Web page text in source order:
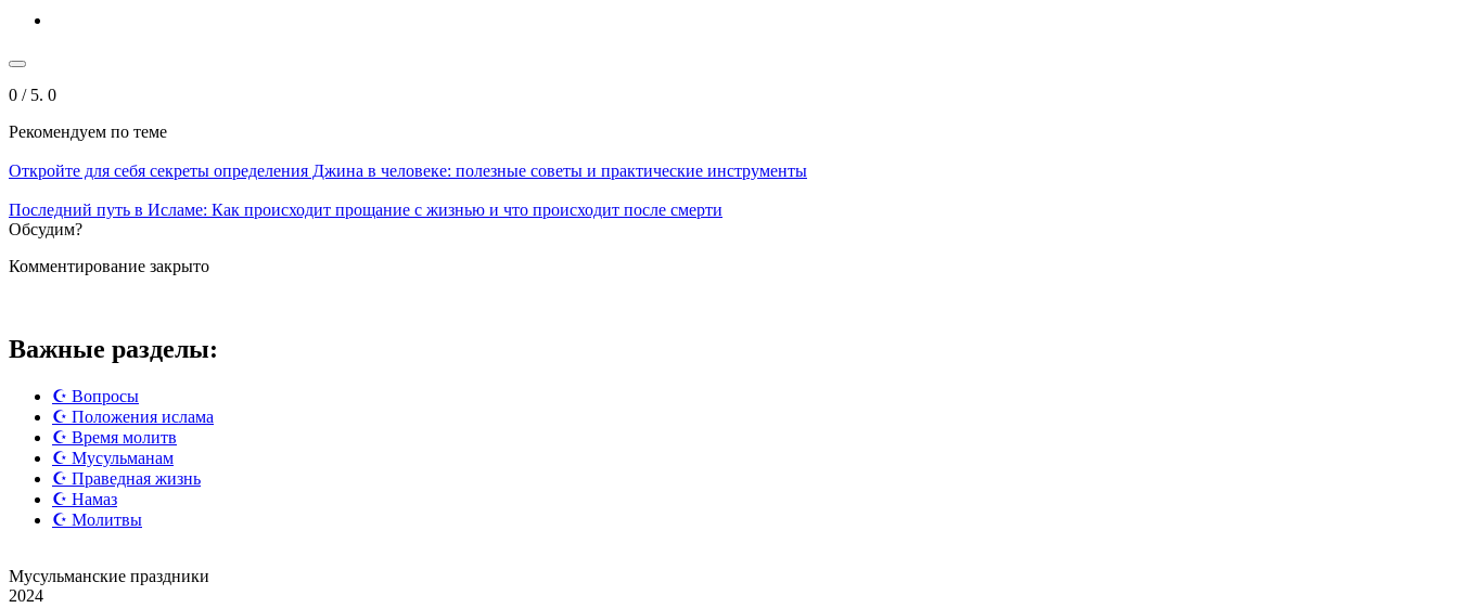
0 / 5. 0
Рекомендуем по теме
Откройте для себя секреты определения Джина в человеке: полезные советы и практические инструменты
Последний путь в Исламе: Как происходит прощание с жизнью и что происходит после смерти
Обсудим?
Комментирование закрыто
Важные разделы:
☪️ Вопросы
☪️ Положения ислама
☪️ Время молитв
☪️ Мусульманам
☪️ Праведная жизнь
☪️ Намаз
☪️ Молитвы
Мусульманские праздники
2024